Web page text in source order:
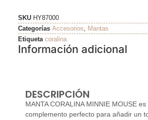
SKU HY87000
Categorías Accesorios
Mantas
Etiqueta coralina
Información adicional
DESCRIPCIÓN
MANTA CORALINA MINNIE MOUSE es
complemento perfecto para añadir un